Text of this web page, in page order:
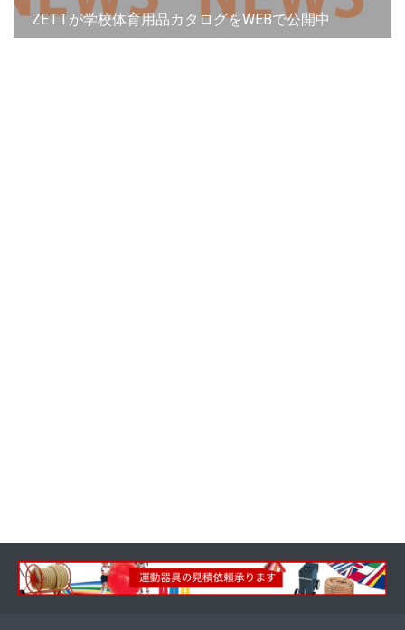
ZETTが学校体育用品カタログをWEBで公開中